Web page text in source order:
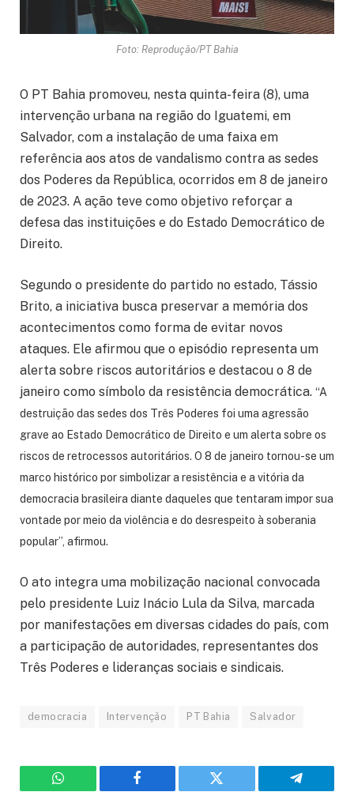
Foto: Reprodução/PT Bahia
O PT Bahia promoveu, nesta quinta-feira (8), uma
intervenção urbana na região do Iguatemi, em
Salvador, com a instalação de uma faixa em
referência aos atos de vandalismo contra as sedes
dos Poderes da República, ocorridos em 8 de janeiro
de 2023. A ação teve como objetivo reforçar a
defesa das instituições e do Estado Democrático de
Direito.
Segundo o presidente do partido no estado, Tássio
Brito, a iniciativa busca preservar a memória dos
acontecimentos como forma de evitar novos
ataques. Ele afirmou que o episódio representa um
alerta sobre riscos autoritários e destacou o 8 de
janeiro como símbolo da resistência democrática. “A
destruição das sedes dos Três Poderes foi uma agressão
grave ao Estado Democrático de Direito e um alerta sobre os
riscos de retrocessos autoritários. O 8 de janeiro tornou-se um
marco histórico por simbolizar a resistência e a vitória da
democracia brasileira diante daqueles que tentaram impor sua
vontade por meio da violência e do desrespeito à soberania
popular”, afirmou.
O ato integra uma mobilização nacional convocada
pelo presidente Luiz Inácio Lula da Silva, marcada
por manifestações em diversas cidades do país, com
a participação de autoridades, representantes dos
Três Poderes e lideranças sociais e sindicais.
democracia Intervenção PT Bahia Salvador
WhatsApp Facebook Twitter Telegram